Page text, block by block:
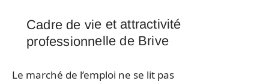
Cadre de vie et attractivité
professionnelle de Brive
Le marché de l’emploi ne se lit pas